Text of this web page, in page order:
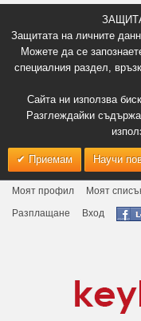
Защитата на личните
Можете да се
специалния раздел,
Сайта ни използва
Разглеждайки
Приемам Научи
Моят профил Моят
Разплащане
Вход